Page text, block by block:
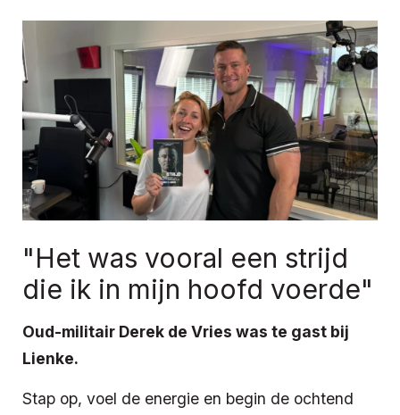
"Het was vooral een strijd
die ik in mijn hoofd voerde"
Oud-militair Derek de Vries was te gast bij
Lienke.
Stap op, voel de energie en begin de ochtend